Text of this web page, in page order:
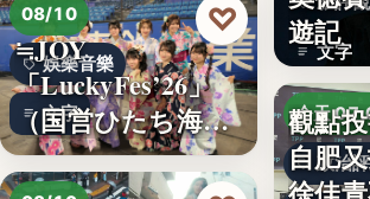
08/10
娛樂音樂
文字
≒JOY
「LuckyFes’26」
（国営ひたち海浜
公園…
♡
文字
遊記
今天
政治
觀點
自肥